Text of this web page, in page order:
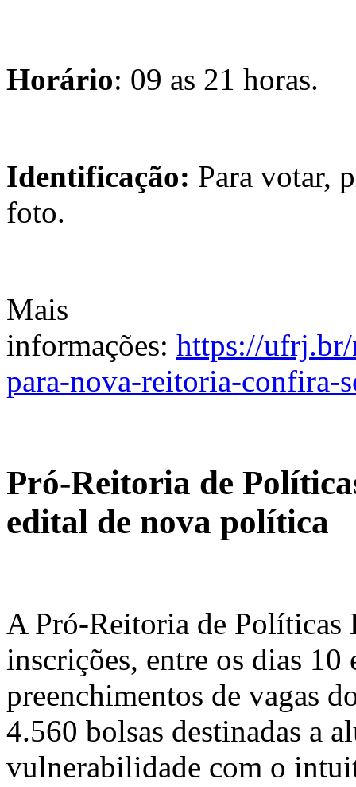
Horário: 09 as 21 horas.
Identificação: Para votar,
foto.
Mais
informações: https://
para-nova-reitoria-confira-
Pró-Reitoria de
edital de nova política
A Pró-Reitoria de Políticas
inscrições, entre os dias
preenchimentos de vagas
4.560 bolsas destinadas a
vulnerabilidade com o